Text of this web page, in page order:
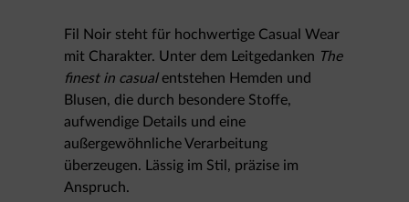
Fil Noir steht für hochwertige Casual Wear
mit Charakter. Unter dem Leitgedanken The
finest in casualentstehen Hemden und
Blusen, die durch besondere Stoffe,
aufwendige Details und eine
außergewöhnliche Verarbeitung
überzeugen. Lässig im Stil, präzise im
Anspruch.